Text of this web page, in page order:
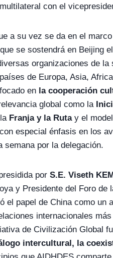
con el
a su vez se da en el
que se sostendrá en Beijing
organizaciones de
de Europa, Asia,
en la cooperación
global como la
Franja y la Rutay el
especial énfasis en los
semana por la delegación.
por S.E. Viseth
y Presidente del Foro
el papel de China como
internacionales
de Civilización Global
intercultural, la